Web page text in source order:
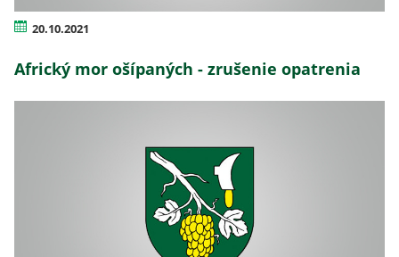
20.10.2021
Africký mor ošípaných - zrušenie opatrenia